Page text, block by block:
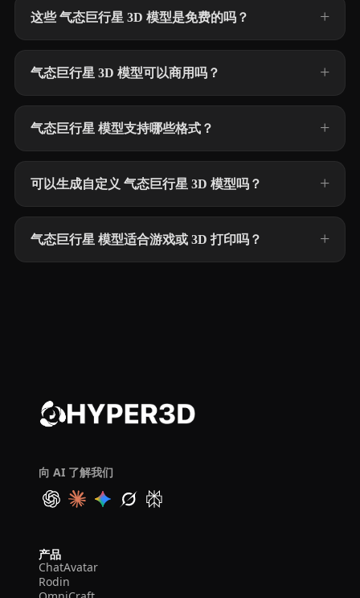
这些 气态巨行星 3D 模型是免费的吗？
气态巨行星 3D 模型可以商用吗？
气态巨行星 模型支持哪些格式？
可以生成自定义 气态巨行星 3D 模型吗？
气态巨行星 模型适合游戏或 3D 打印吗？
向 AI 了解我们
产品
ChatAvatar
Rodin